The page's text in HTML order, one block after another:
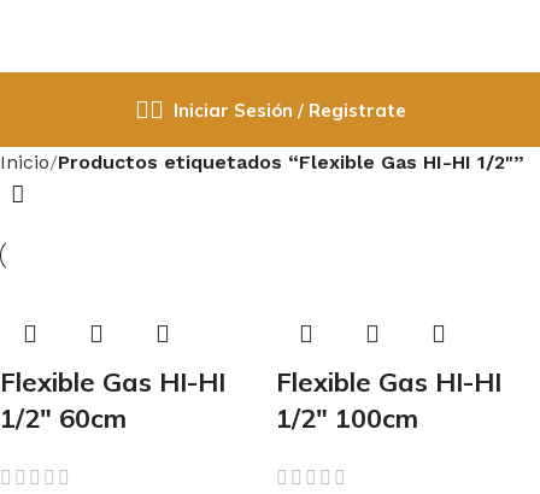
Iniciar Sesión / Registrate
Inicio Productos etiquetados “Flexible Gas HI-HI 1/2"”
Flexible Gas HI-HI
1/2″ 60cm
Flexible Gas HI-HI
1/2″ 100cm